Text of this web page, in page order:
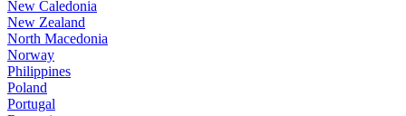
New Caledonia
New Zealand
North Macedonia
Norway
Philippines
Poland
Portugal